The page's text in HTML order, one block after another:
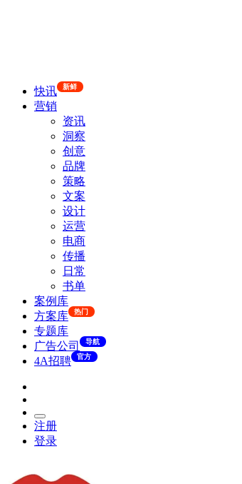
快讯 新鲜
营销
资讯
洞察
创意
品牌
策略
文案
设计
运营
电商
传播
日常
书单
案例库
方案库
热门
专题库
广告公司
导航
4A招聘 官方
注册
登录